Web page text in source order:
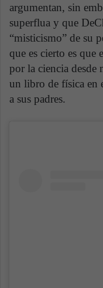
argumentan, sin
superflua y que
“misticismo” de su
que es cierto es que
por la ciencia desde
un libro de física en
a sus padres.